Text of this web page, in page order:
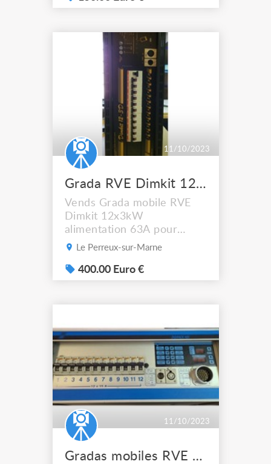
Marseille 13015
11/10/2023
Grada RVE Dimkit 12x3 alim 63A
Vends Grada mobile RVE
Dimkit 12x3kW
alimentation 63A pour
cause de changement de
souci
Le Perreux-sur-Marne
400.00 Euro €
11/10/2023
Gradas mobiles RVE Digipack HDI 12x3 alim 63A